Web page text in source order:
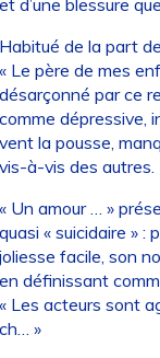
d’une blessure
de la part
Le père de mes
par ce
dépressive,
la pousse,
à-vis des autres.
Un amour … »
« suicidaire » :
facile, son
définissant
Les acteurs sont
»